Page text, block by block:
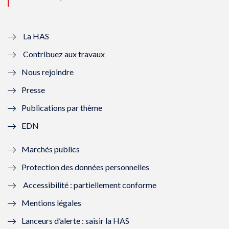
l
l
f
n
ê
t
r
e
e
n
ê
ê
t
ê
La HAS
Contribuez aux travaux
Nous rejoindre
Presse
Publications par thème
EDN
Marchés publics
Protection des données personnelles
Accessibilité : partiellement conforme
Mentions légales
Lanceurs d’alerte : saisir la HAS